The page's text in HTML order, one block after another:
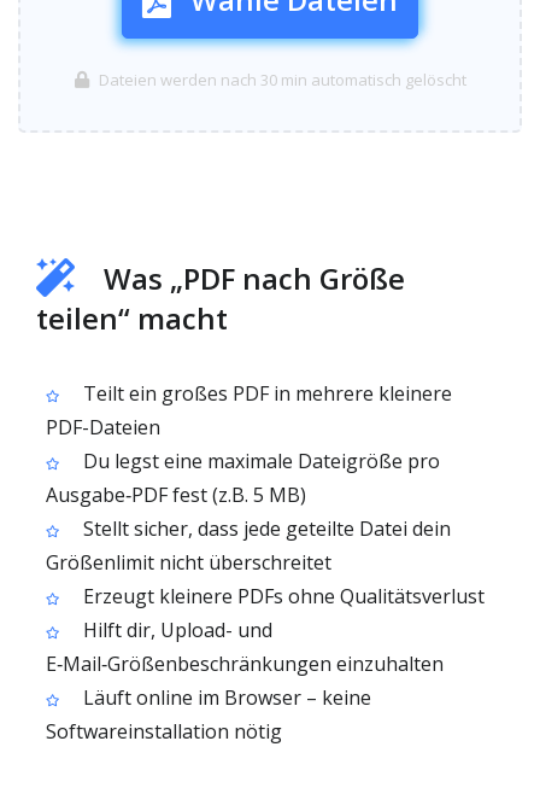
Dateien werden nach 30 min automatisch gelöscht
Was „PDF nach Größe
teilen“ macht
Teilt ein großes PDF in mehrere kleinere
PDF-Dateien
Du legst eine maximale Dateigröße pro
Ausgabe‑PDF fest (z.B. 5 MB)
Stellt sicher, dass jede geteilte Datei dein
Größenlimit nicht überschreitet
Erzeugt kleinere PDFs ohne Qualitätsverlust
Hilft dir, Upload- und
E‑Mail‑Größenbeschränkungen einzuhalten
Läuft online im Browser – keine
Softwareinstallation nötig